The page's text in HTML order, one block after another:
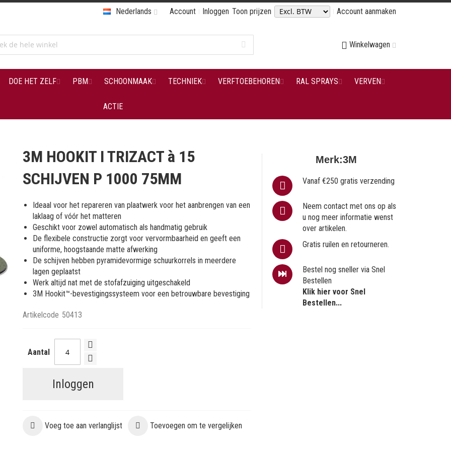
Account Inloggen Toon prijzen Account aanmaken
Nederlands
Winkelwagen
DOE HET ZELF PBM SCHOONMAAK TECHNIEK VERFTOEBEHOREN RAL SPRAYS VERVEN
ACTIE
3M HOOKIT I TRIZACT à 15
SCHIJVEN P 1000 75MM
Ideaal voor het repareren van plaatwerk voor het aanbrengen van een
laklaag of vóór het matteren
Geschikt voor zowel automatisch als handmatig gebruik
De flexibele constructie zorgt voor vervormbaarheid en geeft een
uniforme, hoogstaande matte afwerking
De schijven hebben pyramidevormige schuurkorrels in meerdere
lagen geplaatst
Werk altijd nat met de stofafzuiging uitgeschakeld
3M Hookit™-bevestigingssysteem voor een betrouwbare bevestiging
Artikelcode 50413
Aantal
Inloggen
Voeg toe aan verlanglijst Toevoegen om te vergelijken
Merk:3M
Vanaf €250 gratis verzending
Neem contact met ons op als
u nog meer informatie wenst
over artikelen.
Gratis ruilen en retourneren.
Bestel nog sneller via Snel
Bestellen
Klik hier voor Snel
Bestellen...